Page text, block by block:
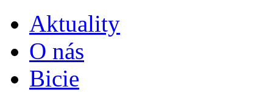
Aktuality
O nás
Bicie